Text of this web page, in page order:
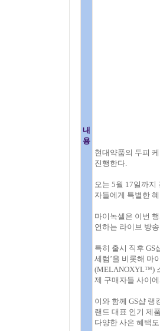
내
용
현대약품의 두피
진행한다.
오는 5월 17일까지
자들에게 특별한
마이녹셀은 이번
연하는 라이브 방
특히 출시 직후
세럼’을 비롯해 마
(MELANOXYL™)
제 구매자들 사이
이와 함께 GS샵 랭
랜드 대표 인기 제
다양한 사은 혜택